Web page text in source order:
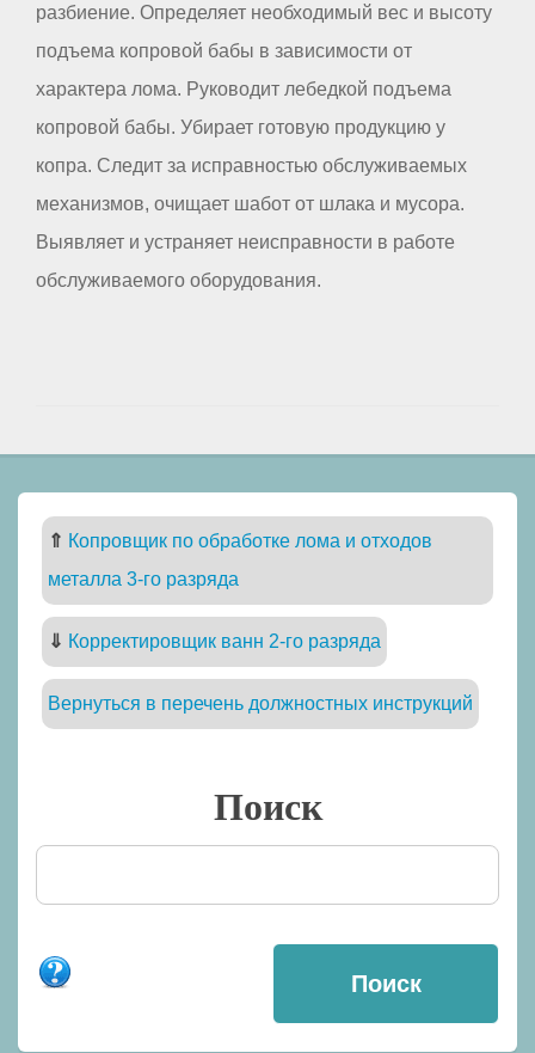
разбиение. Определяет необходимый вес и высоту
подъема копровой бабы в зависимости от
характера лома. Руководит лебедкой подъема
копровой бабы. Убирает готовую продукцию у
копра. Следит за исправностью обслуживаемых
механизмов, очищает шабот от шлака и мусора.
Выявляет и устраняет неисправности в работе
обслуживаемого оборудования.
⇑ Копровщик по обработке лома и отходов
металла 3-го разряда
⇓ Корректировщик ванн 2-го разряда
Вернуться в перечень должностных инструкций
Поиск